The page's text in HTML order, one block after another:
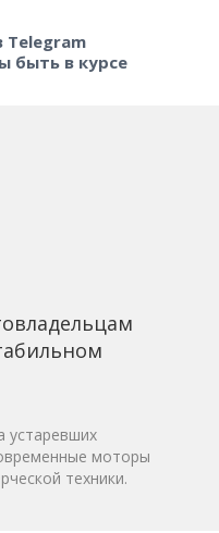
Telegram
быть в курсе
устаревших
моторы
техники.